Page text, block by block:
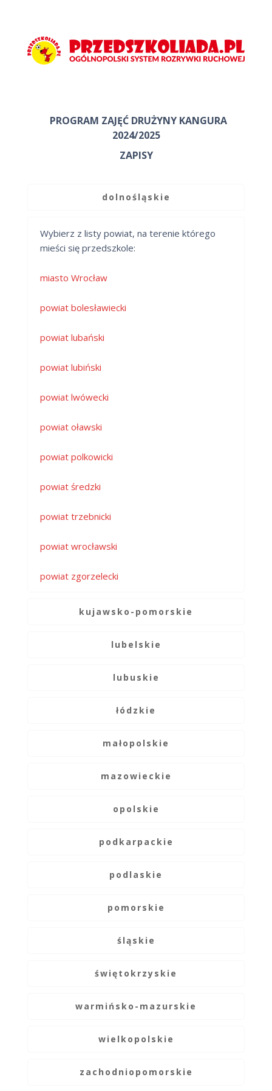
PROGRAM ZAJĘĆ DRUŻYNY KANGURA
2024/2025
ZAPISY
dolnośląskie
Wybierz z listy powiat, na terenie którego
mieści się przedszkole:
miasto Wrocław
powiat bolesławiecki
powiat lubański
powiat lubiński
powiat lwówecki
powiat oławski
powiat polkowicki
powiat średzki
powiat trzebnicki
powiat wrocławski
powiat zgorzelecki
kujawsko-pomorskie
lubelskie
lubuskie
łódzkie
małopolskie
mazowieckie
opolskie
podkarpackie
podlaskie
pomorskie
śląskie
świętokrzyskie
warmińsko-mazurskie
wielkopolskie
zachodniopomorskie